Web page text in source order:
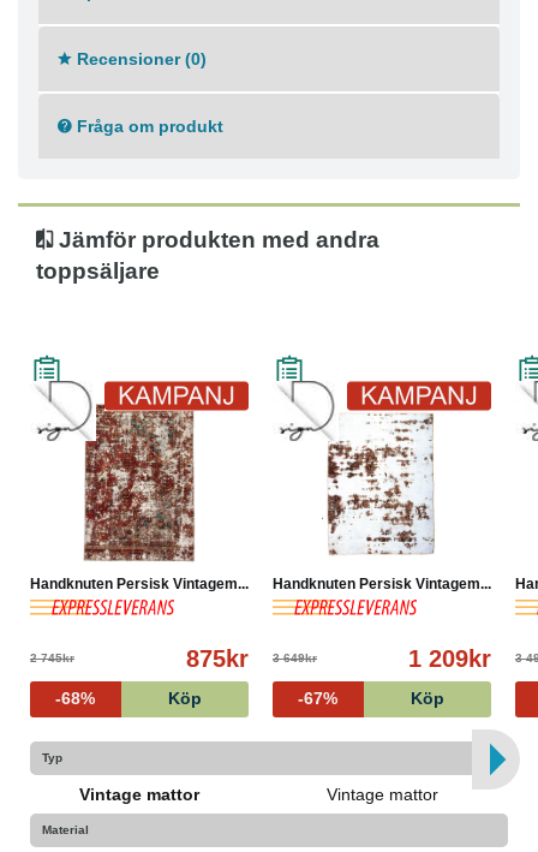
Lugg: Ull/Korkull
Ålder: 20-50
Recensioner (0)
Fråga om produkt
Jämför produkten med andra
toppsäljare
Handknuten Persisk Vintagem...
2 745kr 875kr
-68% Köp
Handknuten Persisk Vintagem...
3 649kr 1 209kr
-67% Köp
3
Typ
Vintage mattor Vintage mattor
Material